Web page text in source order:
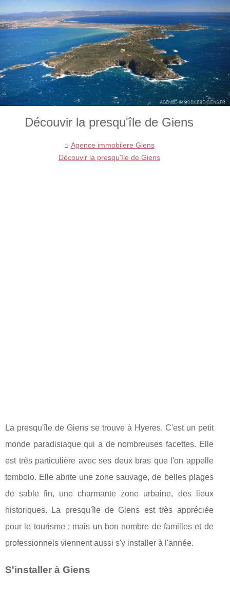
Découvir la presqu'île de Giens
Agence immobilere Giens
Découvir la presqu'île de Giens
La presqu'île de Giens se trouve à Hyeres. C'est un petit
monde paradisiaque qui a de nombreuses facettes. Elle
est très particulière avec ses deux bras que l'on appelle
tombolo. Elle abrite une zone sauvage, de belles plages
de sable fin, une charmante zone urbaine, des lieux
historiques. La presqu'île de Giens est très appréciée
pour le tourisme ; mais un bon nombre de familles et de
professionnels viennent aussi s'y installer à l'année.
S'installer à Giens